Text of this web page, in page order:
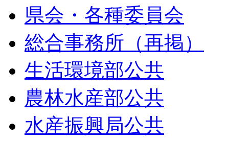
県会・各種委員会
総合事務所（再掲）
生活環境部公共
農林水産部公共
水産振興局公共